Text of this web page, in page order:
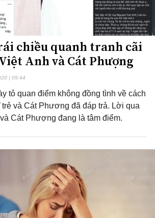
chiều quanh tranh cãi
Anh và Cát Phượng
| 09:44
tỏ quan điểm không đồng tình về cách
và Cát Phương đã đáp trả. Lời qua
Cát Phượng đang là tâm điểm.